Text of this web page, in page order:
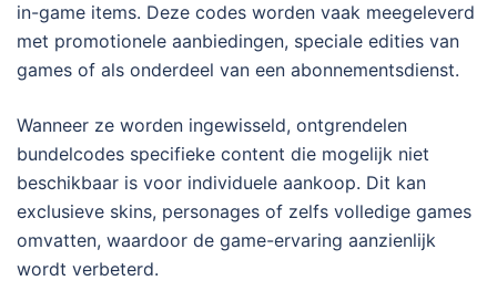
in-game items. Deze codes worden vaak meegeleverd
met promotionele aanbiedingen, speciale edities van
games of als onderdeel van een abonnementsdienst.
Wanneer ze worden ingewisseld, ontgrendelen
bundelcodes specifieke content die mogelijk niet
beschikbaar is voor individuele aankoop. Dit kan
exclusieve skins, personages of zelfs volledige games
omvatten, waardoor de game-ervaring aanzienlijk
wordt verbeterd.